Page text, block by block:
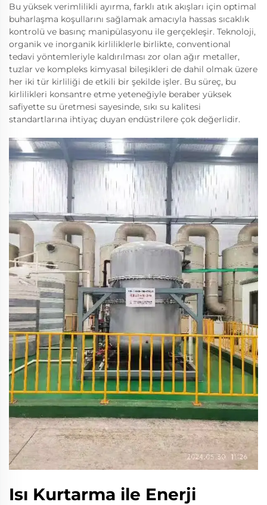
Bu yüksek verimlilikli ayırma, farklı atık akışları için optimal
buharlaşma koşullarını sağlamak amacıyla hassas sıcaklık
kontrolü ve basınç manipülasyonu ile gerçekleşir. Teknoloji,
organik ve inorganik kirliliklerle birlikte, conventional
tedavi yöntemleriyle kaldırılması zor olan ağır metaller,
tuzlar ve kompleks kimyasal bileşikleri de dahil olmak üzere
her iki tür kirliliği de etkili bir şekilde işler. Bu süreç, bu
kirlilikleri konsantre etme yeteneğiyle beraber yüksek
safiyette su üretmesi sayesinde, sıkı su kalitesi
standartlarına ihtiyaç duyan endüstrilere çok değerlidir.
Isı Kurtarma ile Enerji